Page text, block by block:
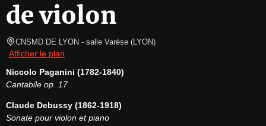
de violon
CNSMD DE LYON - salle Varèse (LYON)
Afficher le plan
Niccolo Paganini (1782-1840)
Cantabile op. 17
Claude Debussy (1862-1918)
Sonate pour violon et piano